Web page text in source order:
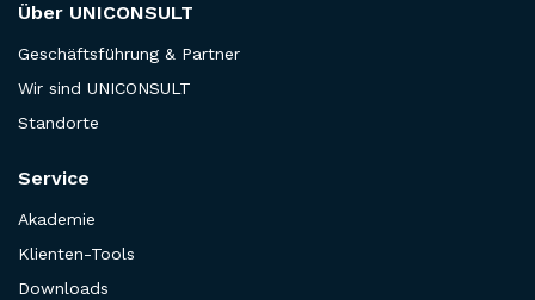
Über UNICONSULT
Geschäftsführung & Partner
Wir sind UNICONSULT
Standorte
Service
Akademie
Klienten-Tools
Downloads